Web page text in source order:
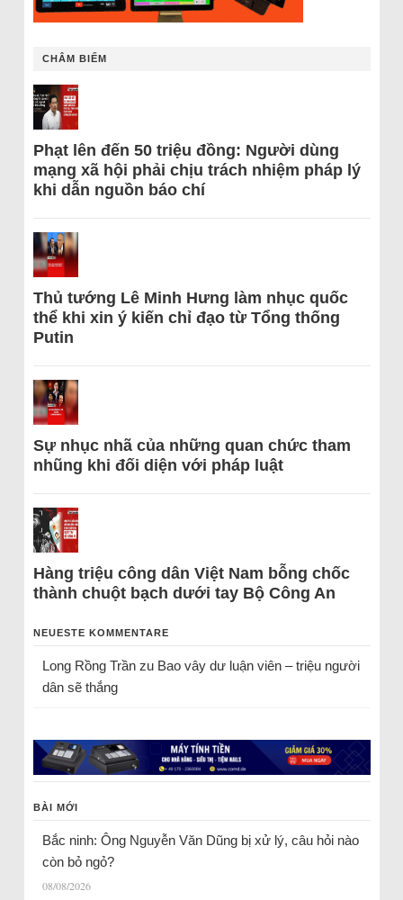
CHÂM BIẾM
Phạt lên đến 50 triệu đồng: Người dùng
mạng xã hội phải chịu trách nhiệm pháp lý
khi dẫn nguồn báo chí
Thủ tướng Lê Minh Hưng làm nhục quốc
thể khi xin ý kiến chỉ đạo từ Tổng thống
Putin
Sự nhục nhã của những quan chức tham
nhũng khi đối diện với pháp luật
Hàng triệu công dân Việt Nam bỗng chốc
thành chuột bạch dưới tay Bộ Công An
NEUESTE KOMMENTARE
Long Rồng Trầnzu Bao vây dư luận viên – triệu người
dân sẽ thắng
BÀI MỚI
Bắc ninh: Ông Nguyễn Văn Dũng bị xử lý, câu hỏi nào
còn bỏ ngỏ?
08/08/2026